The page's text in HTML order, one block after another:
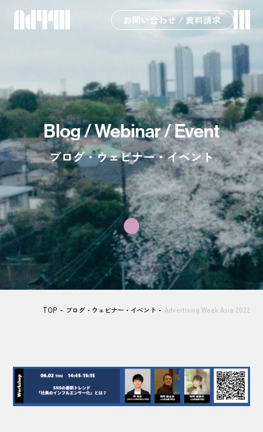
お問い合わせ / 資料請求
Blog / Webinar / Event
ブログ・ウェビナー・イベント
TOP ブログ・ウェビナー・イベント Advertising Week Asia 2022